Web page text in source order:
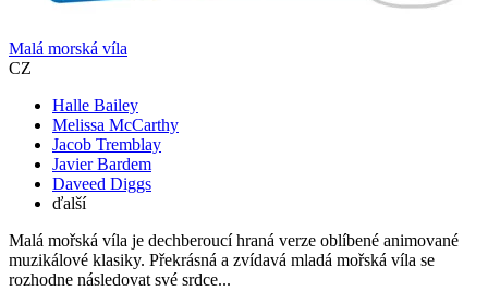
Malá morská víla
CZ
Halle Bailey
Melissa McCarthy
Jacob Tremblay
Javier Bardem
Daveed Diggs
ďalší
Malá mořská víla je dechberoucí hraná verze oblíbené animované
muzikálové klasiky. Překrásná a zvídavá mladá mořská víla se
rozhodne následovat své srdce...